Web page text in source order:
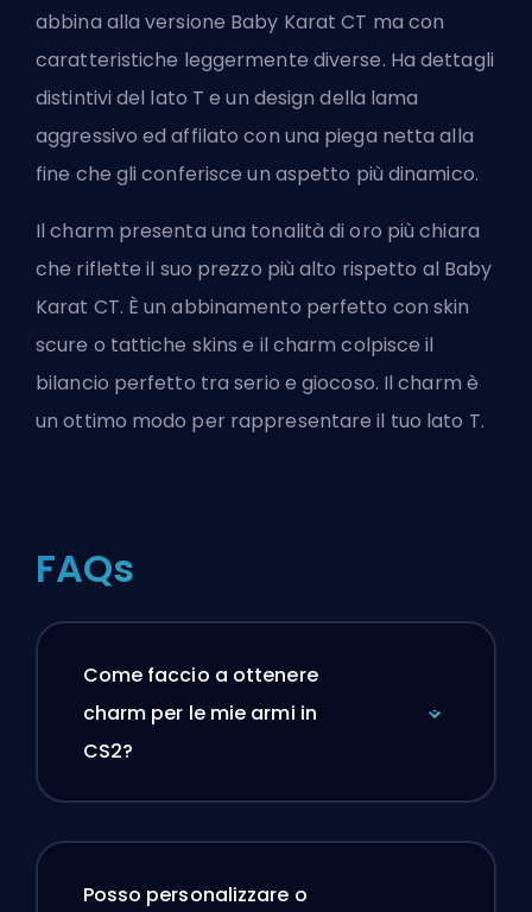
abbina alla versione Baby Karat CT ma con
caratteristiche leggermente diverse. Ha dettagli
distintivi del lato T e un design della lama
aggressivo ed affilato con una piega netta alla
fine che gli conferisce un aspetto più dinamico.
Il charm presenta una tonalità di oro più chiara
che riflette il suo prezzo più alto rispetto al Baby
Karat CT. È un abbinamento perfetto con skin
scure o tattiche skinse il charm colpisce il
bilancio perfetto tra serio e giocoso. Il charm è
un ottimo modo per rappresentare il tuo lato T.
FAQs
Come faccio a ottenere
charm per le mie armi in
CS2?
Posso personalizzare o